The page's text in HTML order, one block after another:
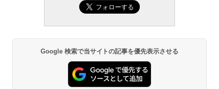
Google 検索で当サイトの記事を優先表示させる